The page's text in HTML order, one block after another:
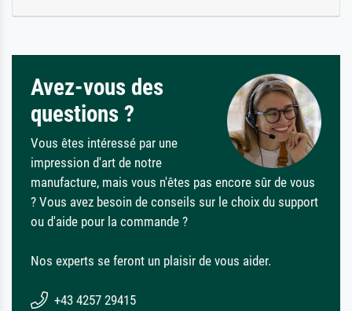
Avez-vous des
questions ?
Vous êtes intéressé par une
impression d'art de notre
manufacture, mais vous n'êtes pas encore sûr de vous
? Vous avez besoin de conseils sur le choix du support
ou d'aide pour la commande ?
Nos experts se feront un plaisir de vous aider.
+43 4257 29415